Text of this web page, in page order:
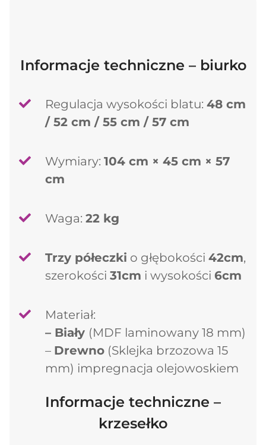
Informacje techniczne – biurko
Regulacja wysokości blatu: 48 cm
/ 52 cm / 55 cm / 57 cm
Wymiary: 104 cm × 45 cm × 57
cm
Waga: 22 kg
Trzy półeczki o głębokości 42cm,
szerokości 31cm i wysokości 6cm
Materiał:
– Biały (MDF laminowany 18 mm)
– Drewno (Sklejka brzozowa 15
mm) impregnacja olejowoskiem
Informacje techniczne –
krzesełko